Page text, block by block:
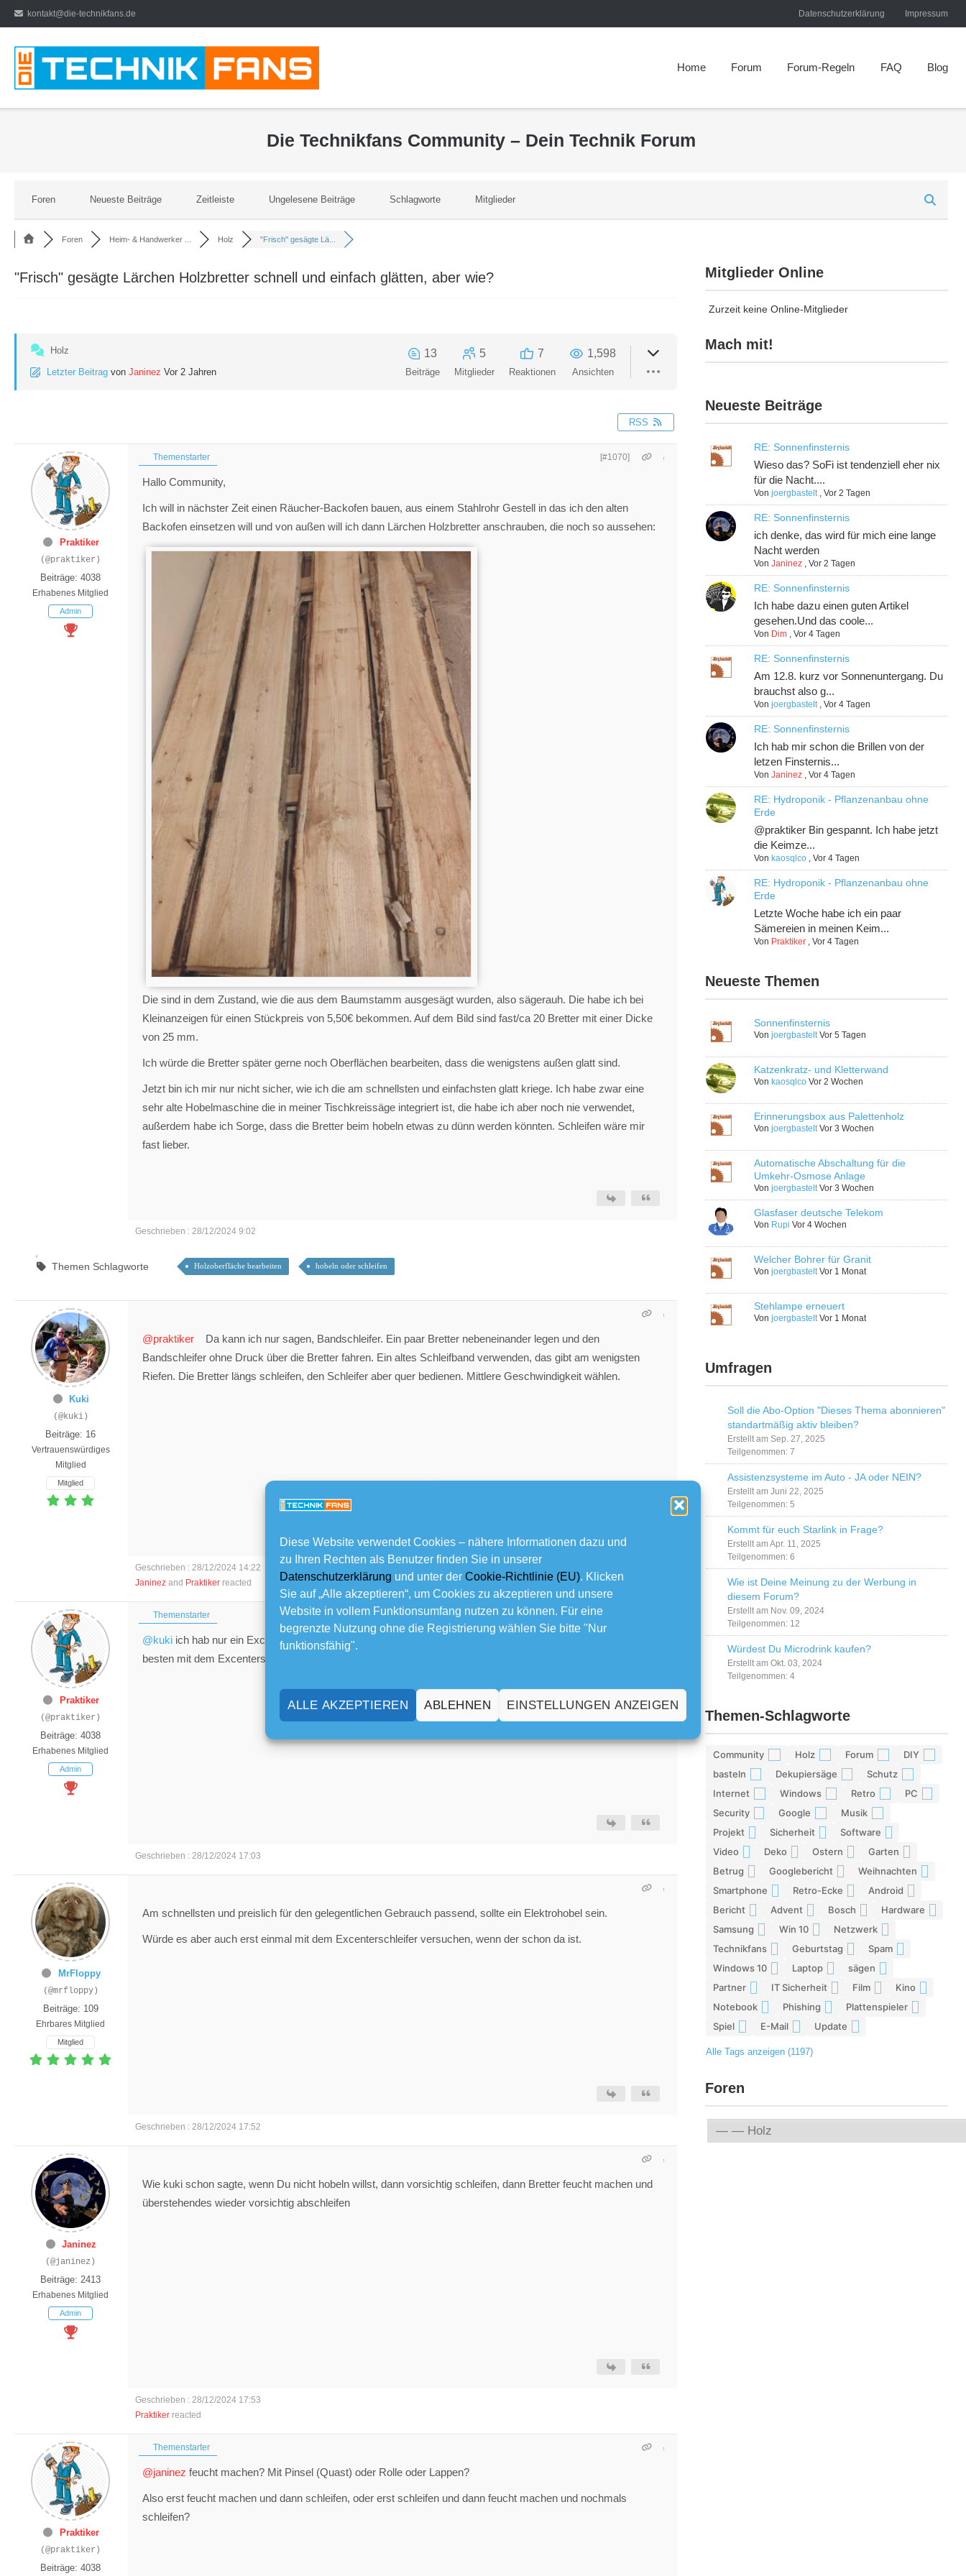
Diese Website verwendet Cookies – nähere Informationen dazu und
zu Ihren Rechten als Benutzer finden Sie in unserer
Datenschutzerklärung und unter der Cookie-Richtlinie (EU). Klicken
Sie auf „Alle akzeptieren“, um Cookies zu akzeptieren und unsere
Website in vollem Funktionsumfang nutzen zu können. Für eine
begrenzte Nutzung ohne die Registrierung wählen Sie bitte "Nur
funktionsfähig".
ALLE AKZEPTIEREN ABLEHNEN EINSTELLUNGEN ANZEIGEN
Direkt
zum
Inhalt
kontakt@die-technikfans.de Datenschutzerklärung Impressum
Home Forum Forum-Regeln FAQ Blog
Die Technikfans Community – Dein Technik Forum
Foren Neueste Beiträge Zeitleiste Ungelesene Beiträge Schlagworte Mitglieder
Foren Heim- & Handwerker ... Holz "Frisch" gesägte Lä...
"Frisch" gesägte Lärchen Holzbretter schnell und einfach glätten, aber wie?
Holz
Letzter Beitrag von Janinez Vor 2 Jahren
13
Beiträge
5
Mitglieder
7
Reaktionen
1,598
Ansichten
RSS
Praktiker
(@praktiker)
Beiträge: 4038
Erhabenes Mitglied
Admin
Themenstarter [#1070]
Hallo Community,
Ich will in nächster Zeit einen Räucher-Backofen bauen, aus einem Stahlrohr Gestell in das ich den alten
Backofen einsetzen will und von außen will ich dann Lärchen Holzbretter anschrauben, die noch so aussehen:
Die sind in dem Zustand, wie die aus dem Baumstamm ausgesägt wurden, also sägerauh. Die habe ich bei
Kleinanzeigen für einen Stückpreis von 5,50€ bekommen. Auf dem Bild sind fast/ca 20 Bretter mit einer Dicke
von 25 mm.
Ich würde die Bretter später gerne noch Oberflächen bearbeiten, dass die wenigstens außen glatt sind.
Jetzt bin ich mir nur nicht sicher, wie ich die am schnellsten und einfachsten glatt kriege. Ich habe zwar eine
sehr alte Hobelmaschine die in meiner Tischkreissäge integriert ist, die habe ich aber noch nie verwendet,
außerdem habe ich Sorge, dass die Bretter beim hobeln etwas zu dünn werden könnten. Schleifen wäre mir
fast lieber.
Geschrieben : 28/12/2024 9:02
Themen Schlagworte Holzoberfläche bearbeiten hobeln oder schleifen
Kuki
(@kuki)
Beiträge: 16
Vertrauenswürdiges
Mitglied
Mitglied
@praktiker Da kann ich nur sagen, Bandschleifer. Ein paar Bretter nebeneinander legen und den
Bandschleifer ohne Druck über die Bretter fahren. Ein altes Schleifband verwenden, das gibt am wenigsten
Riefen. Die Bretter längs schleifen, den Schleifer aber quer bedienen. Mittlere Geschwindigkeit wählen.
Geschrieben : 28/12/2024 14:22
Janinez and Praktiker reacted
Praktiker
(@praktiker)
Beiträge: 4038
Erhabenes Mitglied
Admin
Themenstarter
@kuki ich hab nur ein Excenterschleifer und ein Fein-Multifunktionswerkzeug. Dann muss ich es wohl am
besten mit dem Excenterschleifer machen. Ich denke ich werde die nach dem Ein-/Anbau schleifen.
Geschrieben : 28/12/2024 17:03
MrFloppy
(@mrfloppy)
Beiträge: 109
Ehrbares Mitglied
Mitglied
Am schnellsten und preislich für den gelegentlichen Gebrauch passend, sollte ein Elektrohobel sein.
Würde es aber auch erst einmal mit dem Excenterschleifer versuchen, wenn der schon da ist.
Geschrieben : 28/12/2024 17:52
Janinez
(@janinez)
Beiträge: 2413
Erhabenes Mitglied
Admin
Wie kuki schon sagte, wenn Du nicht hobeln willst, dann vorsichtig schleifen, dann Bretter feucht machen und
überstehendes wieder vorsichtig abschleifen
Geschrieben : 28/12/2024 17:53
Praktiker reacted
Praktiker
(@praktiker)
Beiträge: 4038
Themenstarter
@janinez feucht machen? Mit Pinsel (Quast) oder Rolle oder Lappen?
Also erst feucht machen und dann schleifen, oder erst schleifen und dann feucht machen und nochmals
schleifen?
Mitglieder Online
Zurzeit keine Online-Mitglieder
Mach mit!
Neueste Beiträge
RE: Sonnenfinsternis
Wieso das? SoFi ist tendenziell eher nix
für die Nacht....
Vonjoergbastelt ,Vor 2 Tagen
RE: Sonnenfinsternis
ich denke, das wird für mich eine lange
Nacht werden
VonJaninez ,Vor 2 Tagen
RE: Sonnenfinsternis
Ich habe dazu einen guten Artikel
gesehen.Und das coole...
Von Dim ,Vor 4 Tagen
RE: Sonnenfinsternis
Am 12.8. kurz vor Sonnenuntergang. Du
brauchst also g...
Vonjoergbastelt ,Vor 4 Tagen
RE: Sonnenfinsternis
Ich hab mir schon die Brillen von der
letzen Finsternis...
VonJaninez ,Vor 4 Tagen
RE: Hydroponik - Pflanzenanbau ohne
Erde
@praktiker Bin gespannt. Ich habe jetzt
die Keimze...
Vonkaosqlco ,Vor 4 Tagen
RE: Hydroponik - Pflanzenanbau ohne
Erde
Letzte Woche habe ich ein paar
Sämereien in meinen Keim...
Von Praktiker ,Vor 4 Tagen
Neueste Themen
Sonnenfinsternis
Vonjoergbastelt Vor 5 Tagen
Katzenkratz- und Kletterwand
Vonkaosqlco Vor 2 Wochen
Erinnerungsbox aus Palettenholz
Vonjoergbastelt Vor 3 Wochen
Automatische Abschaltung für die
Umkehr-Osmose Anlage
Vonjoergbastelt Vor 3 Wochen
Glasfaser deutsche Telekom
Von Rupi Vor 4 Wochen
Welcher Bohrer für Granit
Vonjoergbastelt Vor 1 Monat
Stehlampe erneuert
Vonjoergbastelt Vor 1 Monat
Umfragen
Soll die Abo-Option "Dieses Thema abonnieren"
standartmäßig aktiv bleiben?
Erstellt am Sep. 27, 2025
Teilgenommen: 7
Assistenzsysteme im Auto - JA oder NEIN?
Erstellt am Juni 22, 2025
Teilgenommen: 5
Kommt für euch Starlink in Frage?
Erstellt am Apr. 11, 2025
Teilgenommen: 6
Wie ist Deine Meinung zu der Werbung in
diesem Forum?
Erstellt am Nov. 09, 2024
Teilgenommen: 12
Würdest Du Microdrink kaufen?
Erstellt am Okt. 03, 2024
Teilgenommen: 4
Themen-Schlagworte
Community Holz Forum DIY
basteln Dekupiersäge Schutz
Internet Windows Retro PC
Security Google Musik
Projekt Sicherheit Software
Video Deko Ostern Garten
Betrug Googlebericht Weihnachten
Smartphone Retro-Ecke Android
Bericht Advent Bosch Hardware
Samsung Win 10 Netzwerk
Technikfans Geburtstag Spam
Windows 10 Laptop sägen
Partner IT Sicherheit Film Kino
Notebook Phishing Plattenspieler
Spiel E-Mail Update
Alle Tags anzeigen (1197)
Foren